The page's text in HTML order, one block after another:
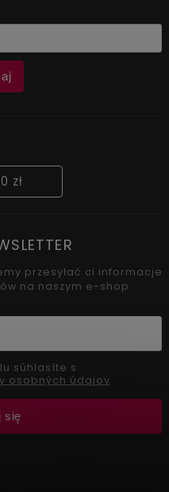
0 zł
przesyłać ci informacje
na naszym e-shop.
osobných údajov
się